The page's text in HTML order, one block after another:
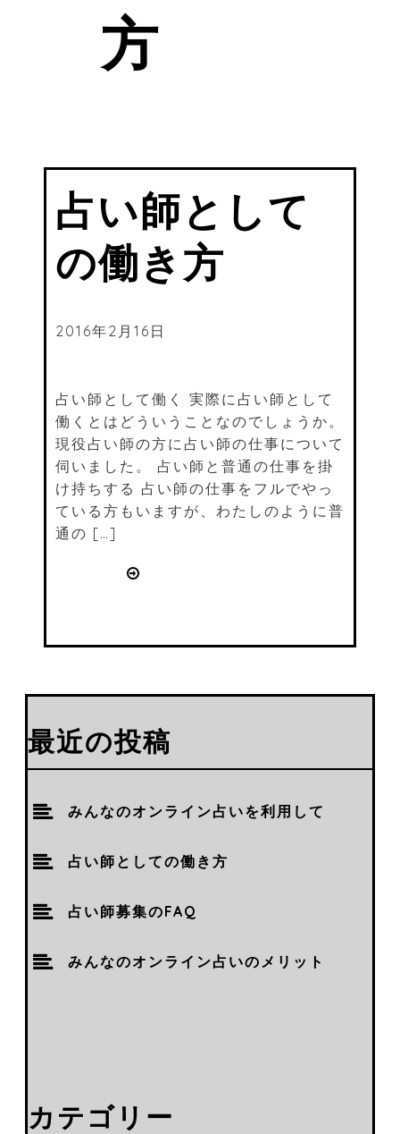
方
占い師として
の働き方
2016年2月16日
占い師として働く 実際に占い師として
働くとはどういうことなのでしょうか。
現役占い師の方に占い師の仕事について
伺いました。 占い師と普通の仕事を掛
け持ちする 占い師の仕事をフルでやっ
ている方もいますが、わたしのように普
通の […]
最近の投稿
みんなのオンライン占いを利用して
占い師としての働き方
占い師募集のFAQ
みんなのオンライン占いのメリット
カテゴリー